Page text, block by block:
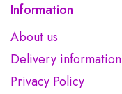
Information
About us
Delivery information
Privacy Policy